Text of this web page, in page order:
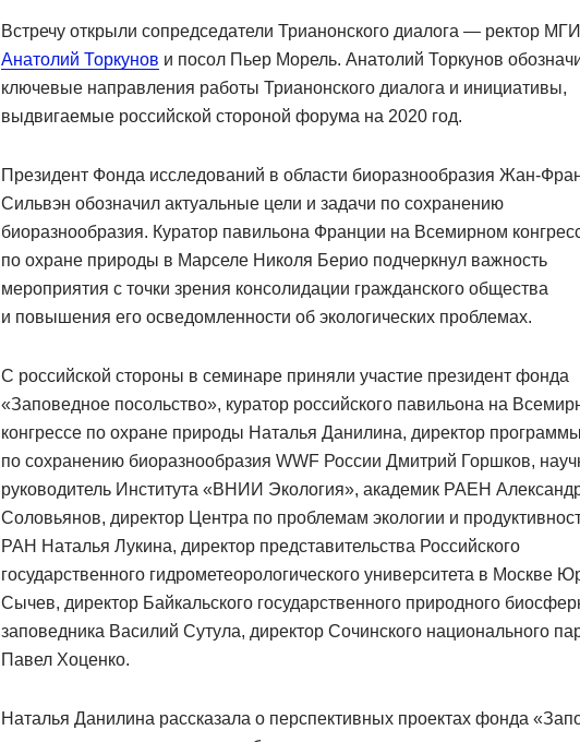
Встречу открыли сопредседатели Трианонского диалога — ректор
Анатолий Торкунов и посол Пьер Морель. Анатолий Торкунов
ключевые направления работы Трианонского диалога и инициативы,
выдвигаемые российской стороной форума на 2020 год.
Президент Фонда исследований в области биоразнообразия Жан-
Сильвэн обозначил актуальные цели и задачи по сохранению
биоразнообразия. Куратор павильона Франции на Всемирном
по охране природы в Марселе Николя Берио подчеркнул важность
мероприятия с точки зрения консолидации гражданского общества
и повышения его осведомленности об экологических проблемах.
C российской стороны в семинаре приняли участие президент фонда
«Заповедное посольство», куратор российского павильона на
конгрессе по охране природы Наталья Данилина, директор программы
по сохранению биоразнообразия WWF России Дмитрий Горшков,
руководитель Института «ВНИИ Экология», академик РАЕН
Соловьянов, директор Центра по проблемам экологии и
РАН Наталья Лукина, директор представительства Российского
государственного гидрометеорологического университета в Москве
Сычев, директор Байкальского государственного природного
заповедника Василий Сутула, директор Сочинского национального
Павел Хоценко.
Наталья Данилина рассказала о перспективных проектах фонда